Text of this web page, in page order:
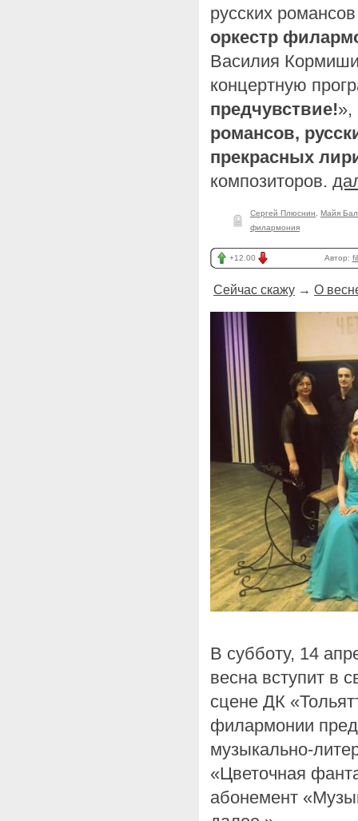
русских
оркестр
Василия
концертную
предчувствие!»,
романсов,
прекрасных
композиторов.
Сергей Плюснин
Майя
филармония
+12.00 Автор:
Сейчас скажу → О
В субботу, 14
весна вступит в
сцене ДК
филармонии
музыкально-
«Цветочная
абонемент